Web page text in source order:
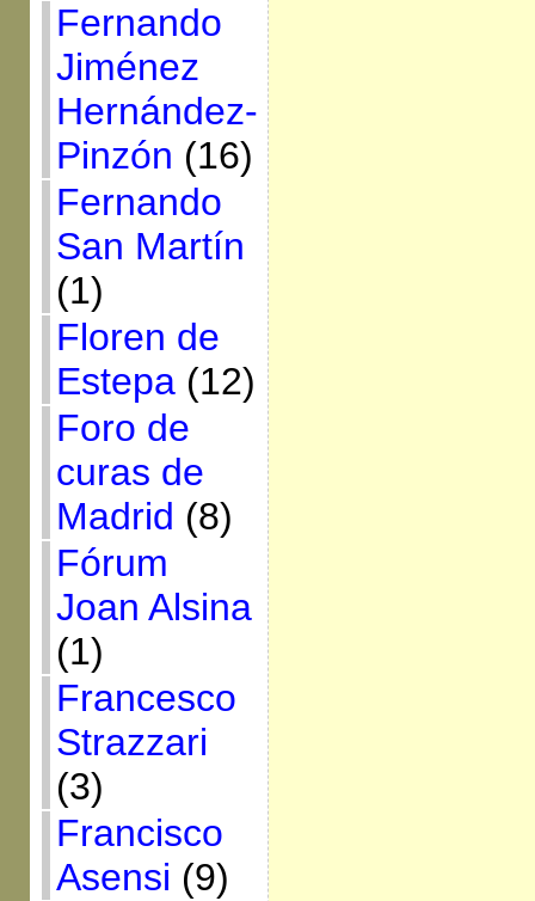
Fernando
Jiménez
Hernández-
Pinzón (16)
Fernando
San Martín
(1)
Floren de
Estepa(12)
Foro de
curas de
Madrid (8)
Fórum
Joan Alsina
(1)
Francesco
Strazzari
(3)
Francisco
Asensi (9)